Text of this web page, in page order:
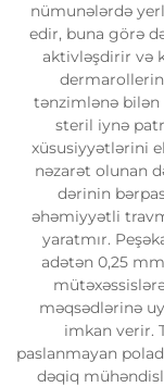
nümunələrdə
edir, buna görə
aktivləşdirir və
dermarollerin
tənzimlənə
steril iynə
xüsusiyyətlərini
nəzarət olunan
dərinin
əhəmiyyətli
yaratmır.
adətən 0,25
məqsədlərinə
imkan verir.
paslanmayan
dəqiq